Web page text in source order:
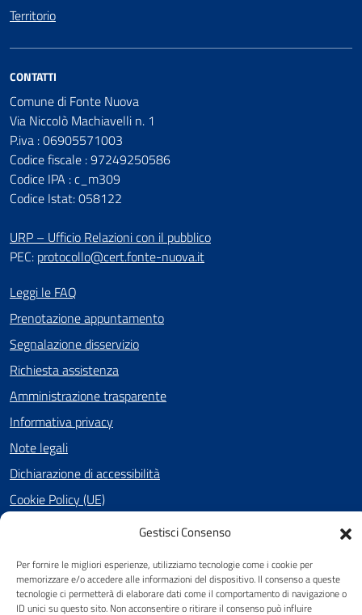
Gestisci Consenso
Per fornire le migliori esperienze, utilizziamo tecnologie come i cookie per
memorizzare e/o accedere alle informazioni del dispositivo. Il consenso a queste
tecnologie ci permetterà di elaborare dati come il comportamento di navigazione o
ID unici su questo sito. Non acconsentire o ritirare il consenso può influire
Territorio
CONTATTI
Comune di Fonte Nuova
Via Niccolò Machiavelli n. 1
P.iva : 06905571003
Codice fiscale : 97249250586
Codice IPA : c_m309
Codice Istat: 058122
URP – Ufficio Relazioni con il pubblico
PEC: protocollo@cert.fonte-nuova.it
Leggi le FAQ
Prenotazione appuntamento
Segnalazione disservizio
Richiesta assistenza
Amministrazione trasparente
Informativa privacy
Note legali
Dichiarazione di accessibilità
Cookie Policy (UE)
SEGUICI SU
Facebook